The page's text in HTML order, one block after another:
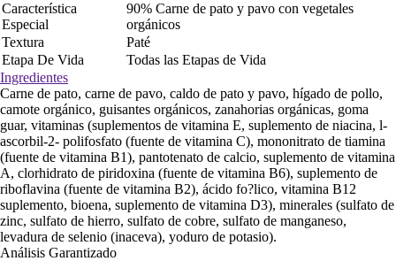
Característica
Especial
90% Carne de pato y pavo con vegetales
orgánicos
Textura
Paté
Etapa De Vida
Todas las Etapas de Vida
Ingredientes
Carne de pato, carne de pavo, caldo de pato y pavo, hígado de pollo,
camote orgánico, guisantes orgánicos, zanahorias orgánicas, goma
guar, vitaminas (suplementos de vitamina E, suplemento de niacina, l-
ascorbil-2- polifosfato (fuente de vitamina C), mononitrato de tiamina
(fuente de vitamina B1), pantotenato de calcio, suplemento de vitamina
A, clorhidrato de piridoxina (fuente de vitamina B6), suplemento de
riboflavina (fuente de vitamina B2), ácido fo?lico, vitamina B12
suplemento, bioena, suplemento de vitamina D3), minerales (sulfato de
zinc, sulfato de hierro, sulfato de cobre, sulfato de manganeso,
levadura de selenio (inaceva), yoduro de potasio).
Análisis Garantizado